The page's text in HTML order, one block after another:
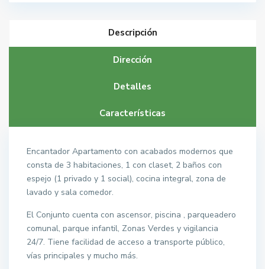
Descripción
Dirección
Detalles
Características
Encantador Apartamento con acabados modernos que
consta de 3 habitaciones, 1 con claset, 2 baños con
espejo (1 privado y 1 social), cocina integral, zona de
lavado y sala comedor.
El Conjunto cuenta con ascensor, piscina , parqueadero
comunal, parque infantil, Zonas Verdes y vigilancia
24/7. Tiene facilidad de acceso a transporte público,
vías principales y mucho más.